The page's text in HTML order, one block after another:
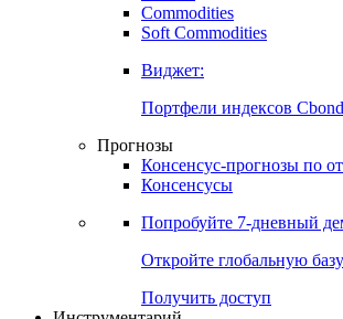
Commodities
Золото
Бензин
Soft Commodities
Виджет:
Портфели индексов Cbonds
Прогнозы
Консенсусы
Попробуйте7-дневный